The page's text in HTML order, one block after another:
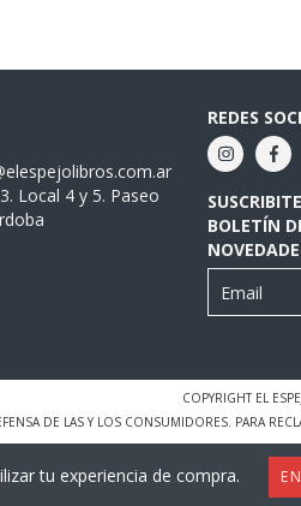
tu experiencia de compra.
Local 4 y 5. Paseo
REDES
BOLETÍN
COPYRIGHT EL
DE LAS Y LOS CONSUMIDORES. PARA